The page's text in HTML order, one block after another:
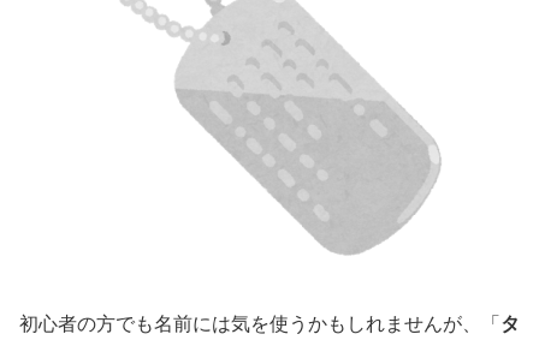
初心者の方でも名前には気を使うかもしれませんが、「 タ